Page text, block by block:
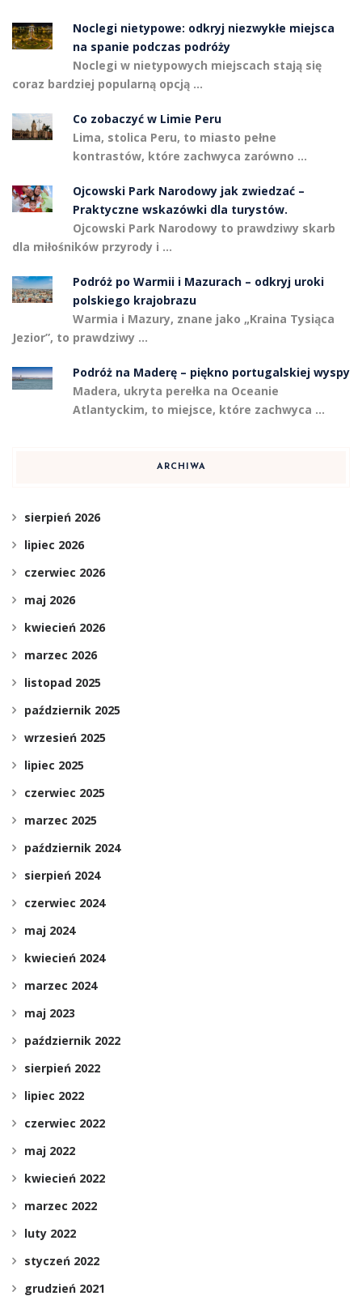
Noclegi nietypowe: odkryj niezwykłe miejsca
na spanie podczas podróży
Noclegi w nietypowych miejscach stają się
coraz bardziej popularną opcją …
Co zobaczyć w Limie Peru
Lima, stolica Peru, to miasto pełne
kontrastów, które zachwyca zarówno …
Ojcowski Park Narodowy jak zwiedzać –
Praktyczne wskazówki dla turystów.
Ojcowski Park Narodowy to prawdziwy skarb
dla miłośników przyrody i …
Podróż po Warmii i Mazurach – odkryj uroki
polskiego krajobrazu
Warmia i Mazury, znane jako „Kraina Tysiąca
Jezior”, to prawdziwy …
Podróż na Maderę – piękno portugalskiej wyspy
Madera, ukryta perełka na Oceanie
Atlantyckim, to miejsce, które zachwyca …
ARCHIWA
sierpień 2026
lipiec 2026
czerwiec 2026
maj 2026
kwiecień 2026
marzec 2026
listopad 2025
październik 2025
wrzesień 2025
lipiec 2025
czerwiec 2025
marzec 2025
październik 2024
sierpień 2024
czerwiec 2024
maj 2024
kwiecień 2024
marzec 2024
maj 2023
październik 2022
sierpień 2022
lipiec 2022
czerwiec 2022
maj 2022
kwiecień 2022
marzec 2022
luty 2022
styczeń 2022
grudzień 2021